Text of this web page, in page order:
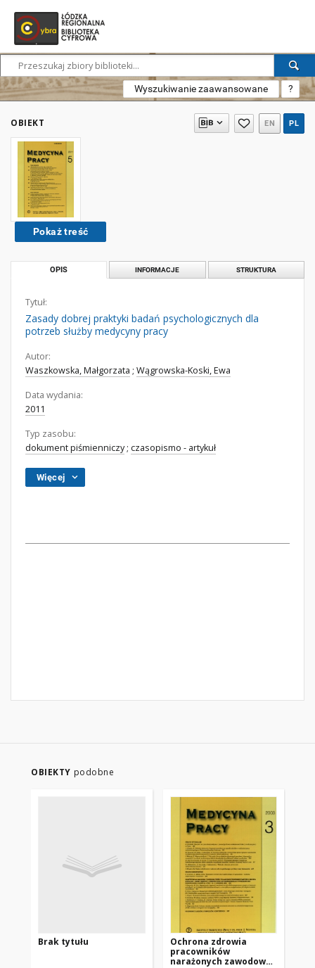
Wyszukiwanie zaawansowane ?
OBIEKT EN PL
Pokaż treść
OPIS INFORMACJE STRUKTURA
Tytuł:
Zasady dobrej praktyki badań psychologicznych dla
potrzeb służby medycyny pracy
Autor:
Waszkowska, Małgorzata ; Wągrowska-Koski, Ewa
Data wydania:
2011
Typ zasobu:
dokument piśmienniczy; czasopismo - artykuł
Więcej
OBIEKTY podobne
Brak tytułu
Ochrona zdrowia
pracowników
narażonych zawodowo